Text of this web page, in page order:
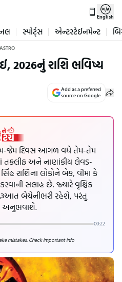
English
સ્પોર્ટ્સ એન્ટરટેઈનમેન્ટ
ASTRO
2026નું રાશિ ભવિષ્ય
Add as a preferred
source on Google
જેમ દિવસ આગળ વધે તેમ-તેમ
તકલીફ અને નાણાંકીય લેવડ-
રાશિના લોકોને બેંક, વીમા કે
સલાહ છે. જ્યારે વૃશ્ચિક
શરૂઆત બેચેનીભરી રહેશે, પરંતુ
અનુભવાશે.
00:22
mistakes. Check important info